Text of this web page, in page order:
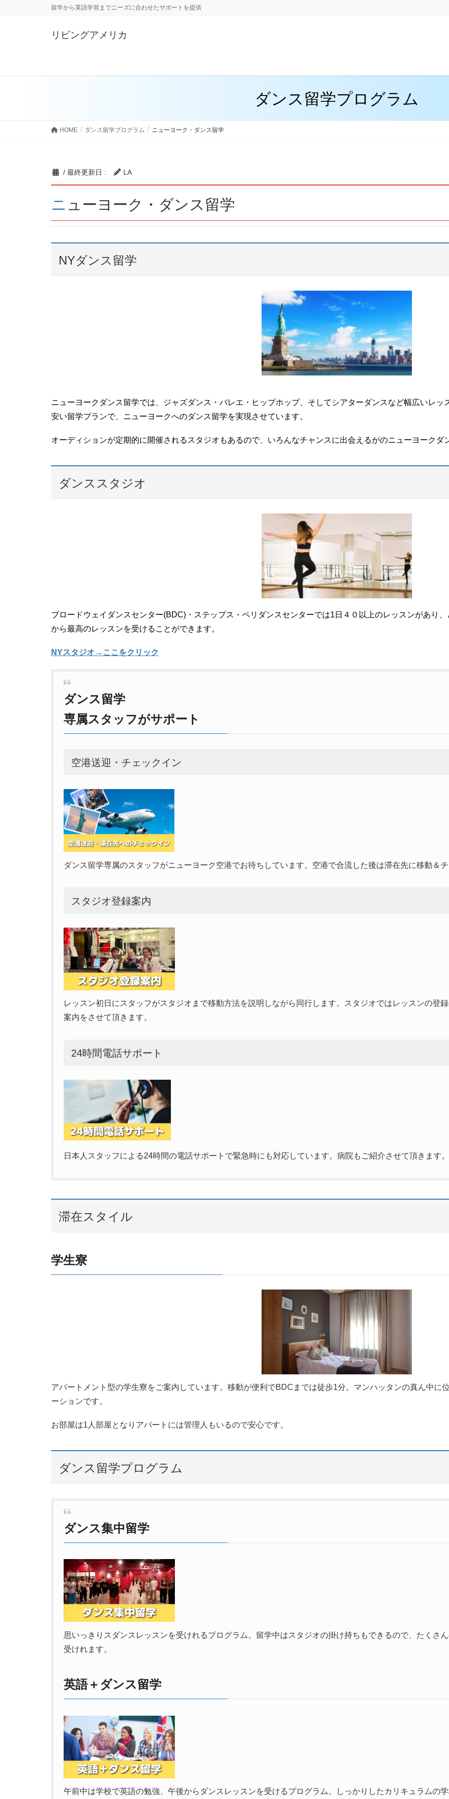
留学から英語学習までニーズに合わせたサポートを提供
リビングアメリカ
ダンス留学プログラム
HOME ダンス留学プログラム ニューヨーク・ダンス留学
/ 最終更新日 : LA
ニューヨーク・ダンス留学
NYダンス留学
ニューヨークダンス留学では、ジャズダンス・バレエ・ヒップホップ、そしてシアターダンスなど幅広いレッ
安い留学プランで、ニューヨークへのダンス留学を実現させています。
オーディションが定期的に開催されるスタジオもあるので、いろんなチャンスに出会えるがのニューヨークダ
ダンススタジオ
ブロードウェイダンスセンター(BDC)・ステップス・ペリダンスセンターでは1日４０以上のレッスンがあり、
から最高のレッスンを受けることができます。
NYスタジオ→ここをクリック
ダンス留学
専属スタッフがサポート
空港送迎・チェックイン
ダンス留学専属のスタッフがニューヨーク空港でお待ちしています。空港で合流した後は滞在先に移動＆
スタジオ登録案内
レッスン初日にスタッフがスタジオまで移動方法を説明しながら同行します。スタジオではレッスンの登
案内をさせて頂きます。
24時間電話サポート
日本人スタッフによる24時間の電話サポートで緊急時にも対応しています。病院もご紹介させて頂きます。
滞在スタイル
学生寮
アパートメント型の学生寮をご案内しています。移動が便利でBDCまでは徒歩1分。マンハッタンの真ん中に
ーションです。
お部屋は1人部屋となりアパートには管理人もいるので安心です。
ダンス留学プログラム
ダンス集中留学
思いっきりスダンスレッスンを受けれるプログラム。留学中はスタジオの掛け持ちもできるので、たくさ
受けれます。
英語＋ダンス留学
午前中は学校で英語の勉強、午後からダンスレッスンを受けるプログラム。しっかりしたカリキュラムの